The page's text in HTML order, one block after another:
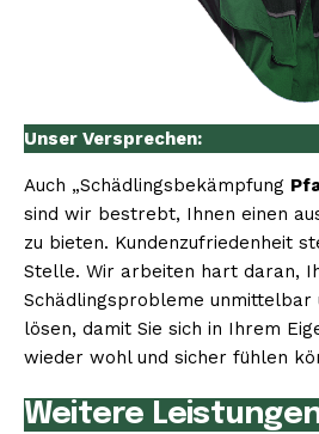
Unser Versprechen:
Auch „Schädlingsbekämpfung
sind wir bestrebt, Ihnen einen
zu bieten. Kundenzufriedenheit
Stelle. Wir arbeiten hart daran,
Schädlingsprobleme unmittelbar
lösen, damit Sie sich in Ihrem
wieder wohl und sicher fühlen
Weitere